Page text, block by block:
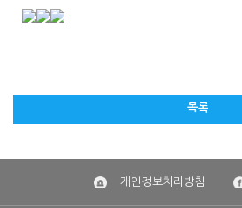
목록
개인정보처리방침